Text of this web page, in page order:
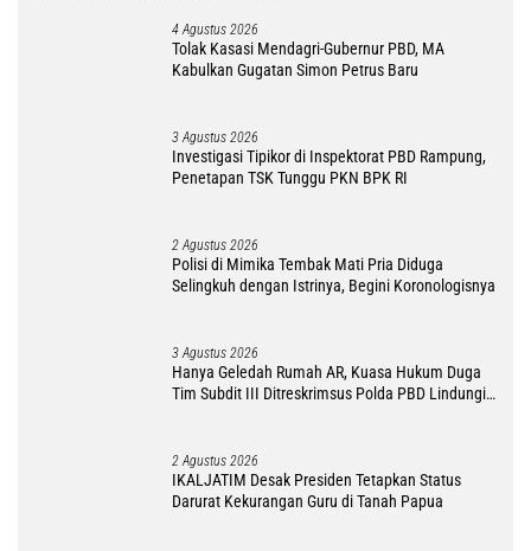
4 Agustus 2026
Tolak Kasasi Mendagri-Gubernur PBD, MA
Kabulkan Gugatan Simon Petrus Baru
3 Agustus 2026
Investigasi Tipikor di Inspektorat PBD Rampung,
Penetapan TSK Tunggu PKN BPK RI
2 Agustus 2026
Polisi di Mimika Tembak Mati Pria Diduga
Selingkuh dengan Istrinya, Begini Koronologisnya
3 Agustus 2026
Hanya Geledah Rumah AR, Kuasa Hukum Duga
Tim Subdit III Ditreskrimsus Polda PBD Lindungi
2 Agustus 2026
IKALJATIM Desak Presiden Tetapkan Status
Darurat Kekurangan Guru di Tanah Papua